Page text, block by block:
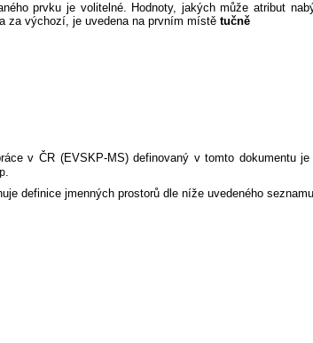
prvku je volitelné. Hodnoty, jakých může atribut
za výchozí, je uvedena na prvním místě tučně
v ČR (EVSKP-MS) definovaný v tomto dokumentu je
.
definice jmenných prostorů dle níže uvedeného